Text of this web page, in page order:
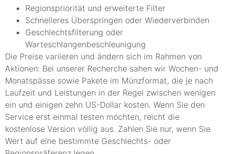
Regionspriorität und erweiterte Filter
Schnelleres Überspringen oder Wiederverbinden
Geschlechtsfilterung oder
Warteschlangenbeschleunigung
Die Preise variieren und ändern sich im Rahmen von
Aktionen: Bei unserer Recherche sahen wir Wochen- und
Monatspässe sowie Pakete im Münzformat, die je nach
Laufzeit und Leistungen in der Regel zwischen wenigen
ein und einigen zehn US-Dollar kosten. Wenn Sie den
Service erst einmal testen möchten, reicht die
kostenlose Version völlig aus. Zahlen Sie nur, wenn Sie
Wert auf eine bestimmte Geschlechts- oder